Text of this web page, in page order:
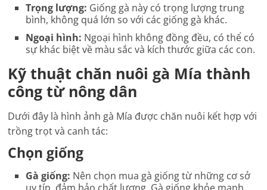
Trọng lượng: Giống gà này có trọng lượng trung
bình, không quá lớn so với các giống gà khác.
Ngoại hình: Ngoại hình không đồng đều, có thể có
sự khác biệt về màu sắc và kích thước giữa các con.
Kỹ thuật chăn nuôi gà Mía thành
công từ nông dân
Dưới đây là hình ảnh gà Mía được chăn nuôi kết hợp với
trồng trọt và canh tác:
Chọn giống
Gà giống: Nên chọn mua gà giống từ những cơ sở